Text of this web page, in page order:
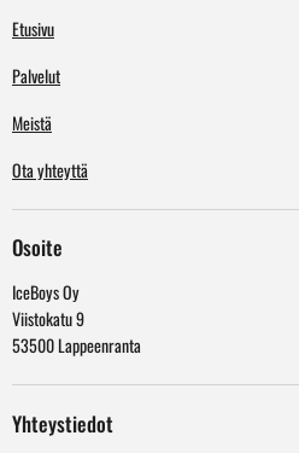
Etusivu
Palvelut
Meistä
Ota yhteyttä
Osoite
IceBoys Oy
Viistokatu 9
53500 Lappeenranta
Yhteystiedot